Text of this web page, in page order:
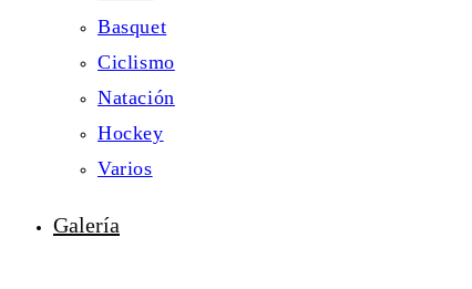
Basquet
Ciclismo
Natación
Hockey
Varios
Galería